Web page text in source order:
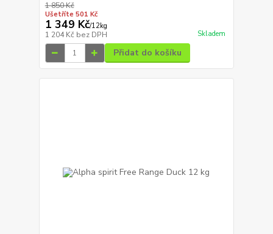
1 850 Kč
Ušetříte 501 Kč
1 349 Kč/12kg
1 204 Kč bez DPH Skladem
Přidat do košíku